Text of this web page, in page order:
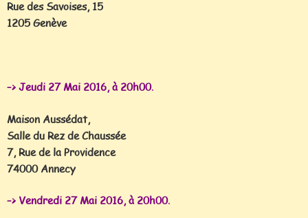
Rue des Savoises, 15
1205 Genève
–> Jeudi 27 Mai 2016, à 20h00.
Maison Aussédat,
Salle du Rez de Chaussée
7, Rue de la Providence
74000 Annecy
–> Vendredi 27 Mai 2016, à 20h00.